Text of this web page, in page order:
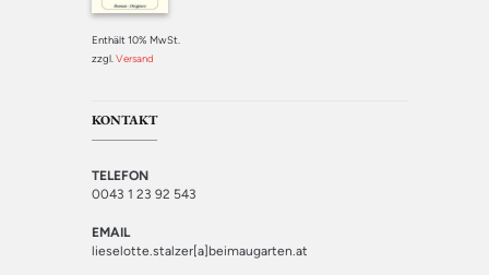
Enthält 10% MwSt.
zzgl.Versand
KONTAKT
TELEFON
0043 1 23 92 543
EMAIL
lieselotte.stalzer[a]beimaugarten.at